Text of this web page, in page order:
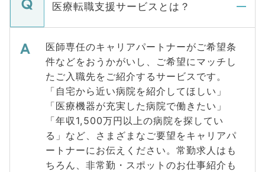
医療転職支援サービスとは？
医師専任のキャリアパートナーがご希望条
件などをおうかがいし、ご希望にマッチし
たご入職先をご紹介するサービスです。
「自宅から近い病院を紹介してほしい」
「医療機器が充実した病院で働きたい」
「年収1,500万円以上の病院を探してい
る」など、さまざまなご要望をキャリアパ
ートナーにお伝えください。常勤求人はも
ちろん、非常勤・スポットのお仕事紹介も